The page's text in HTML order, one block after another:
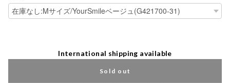
International shipping available
Sold out